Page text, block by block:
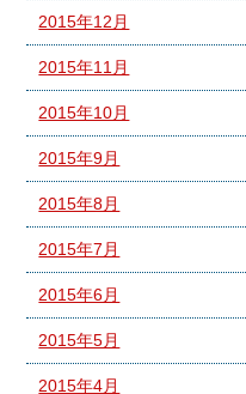
2015年12月
2015年11月
2015年10月
2015年9月
2015年8月
2015年7月
2015年6月
2015年5月
2015年4月